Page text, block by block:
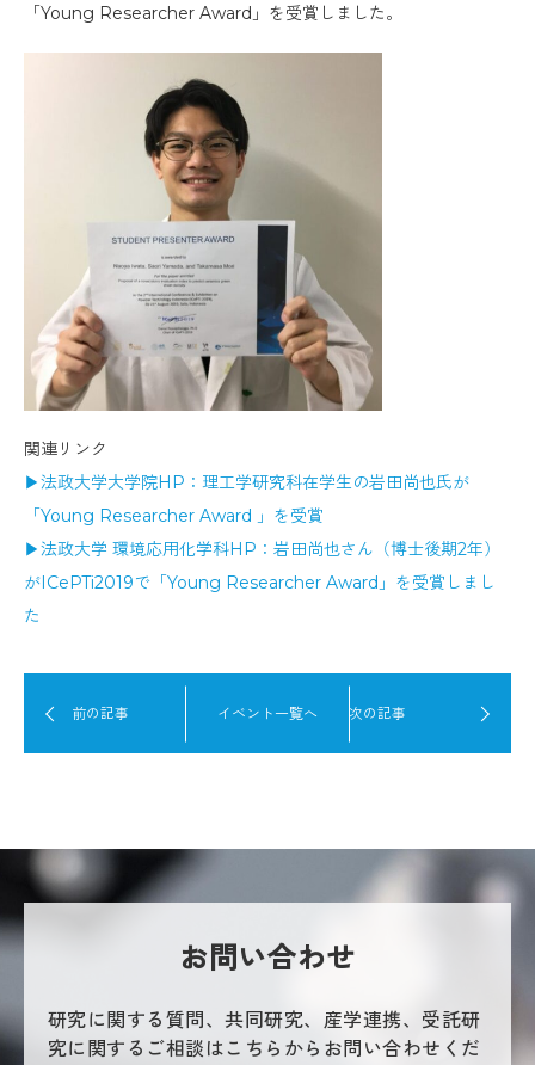
「Young Researcher Award」を受賞しました。
関連リンク
▶︎法政大学大学院HP：理工学研究科在学生の岩田尚也氏が
「Young Researcher Award 」を受賞
▶︎法政大学 環境応用化学科HP：岩田尚也さん（博士後期2年）
がICePTi2019で「Young Researcher Award」を受賞しまし
た
前の記事 イベント一覧へ 次の記事
お問い合わせ
研究に関する質問、共同研究、産学連携、受託研
究に関するご相談はこちらからお問い合わせくだ